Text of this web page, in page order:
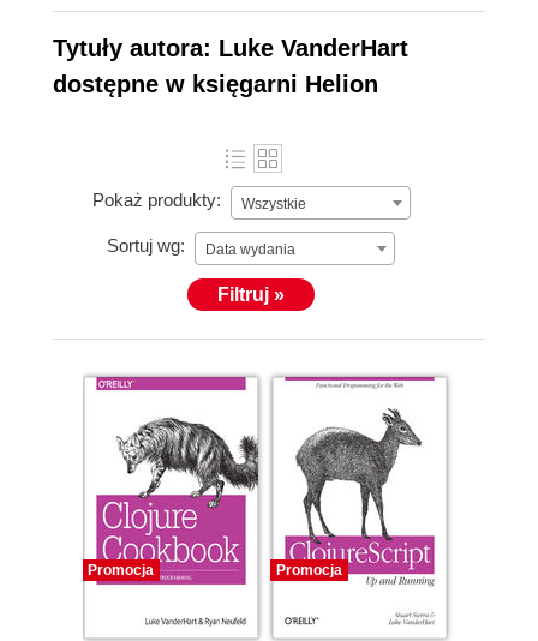
Tytuły autora: Luke VanderHart
dostępne w księgarni Helion
Pokaż produkty: Wszystkie
Sortuj wg: Data wydania
Filtruj »
Promocja Promocja